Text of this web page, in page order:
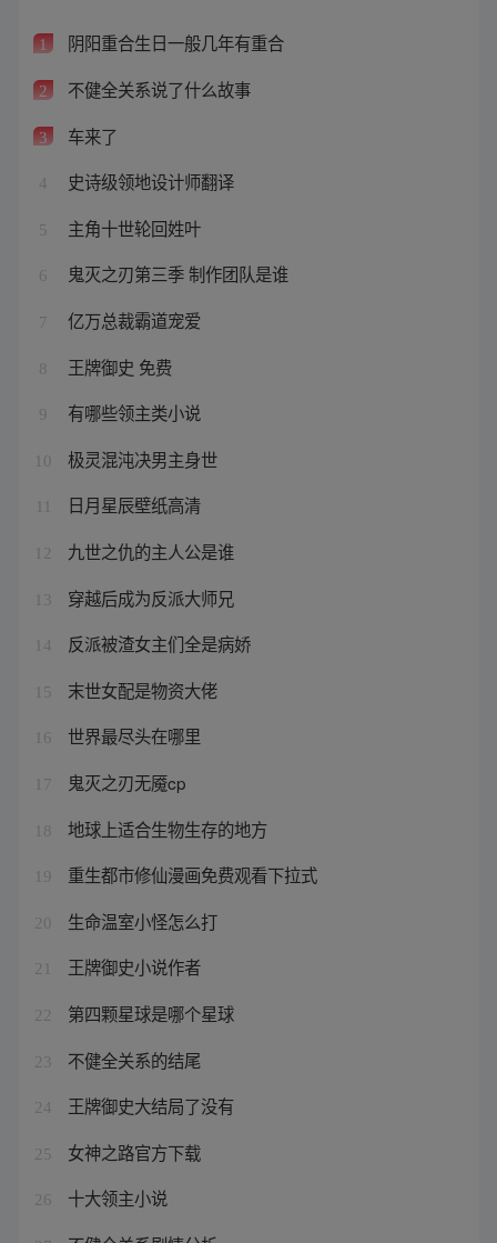
1 阴阳重合生日一般几年有重合
2 不健全关系说了什么故事
3 车来了
4 史诗级领地设计师翻译
5 主角十世轮回姓叶
6 鬼灭之刃第三季 制作团队是谁
7 亿万总裁霸道宠爱
8 王牌御史 免费
9 有哪些领主类小说
10 极灵混沌决男主身世
日月星辰壁纸高清
12 九世之仇的主人公是谁
13 穿越后成为反派大师兄
14 反派被渣女主们全是病娇
15 末世女配是物资大佬
16 世界最尽头在哪里
17 鬼灭之刃无魇cp
18 地球上适合生物生存的地方
19 重生都市修仙漫画免费观看下拉式
20 生命温室小怪怎么打
21 王牌御史小说作者
22 第四颗星球是哪个星球
23 不健全关系的结尾
24 王牌御史大结局了没有
25 女神之路官方下载
26 十大领主小说